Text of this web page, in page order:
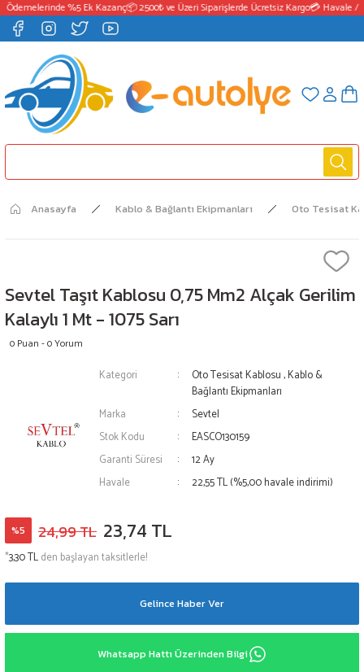
%5 Ek Kazanç📦 2500₺ ve Üzeri Siparişlerde Ücretsiz Kargo💳 Havale /
Anasayfa Kablo & Bağlantı Ekipmanları Oto Tesisat
Sevtel Taşıt Kablosu 0,75 Mm2 Alçak Gerilim
Kalaylı 1 Mt - 1075 Sarı
0 Puan - 0 Yorum
Kategori Oto Tesisat Kablosu,Kablo &
Bağlantı Ekipmanları
Marka
Sevtel
Stok Kodu
EASCO130159
Garanti Süresi
12 Ay
Havale
22,55 TL (%5,00 havale indirimi)
%5 24,99 TL 23,74 TL
*3,30 TLden başlayan taksitlerle!
Gelince Haber Ver
Whatsapp Hattı Üzerinden Bilgi